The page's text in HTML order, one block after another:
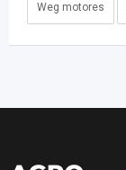
Weg motores